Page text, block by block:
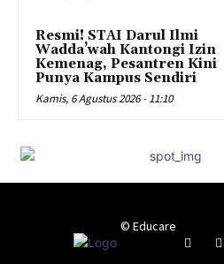
Resmi! STAI Darul Ilmi
Wadda’wah Kantongi Izin
Kemenag, Pesantren Kini
Punya Kampus Sendiri
Kamis, 6 Agustus 2026 - 11:10
© Educare